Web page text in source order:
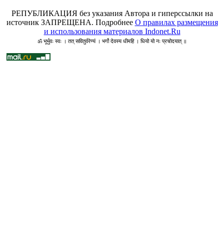
РЕПУБЛИКАЦИЯ без указания Автора и гиперссылки на
источник ЗАПРЕЩЕНА. Подробнее О правилах размещения
и использования материалов Indonet.Ru
ॐ भूर्भुवः स्वः । तत् सवितुर्वरेण्यं । भर्गो देवस्य धीमहि । धियो यो नः प्रचोदयात् ॥